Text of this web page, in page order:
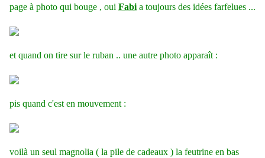
page à photo qui bouge , oui Fabi a toujours des idées farfelues ...
et quand on tire sur le ruban .. une autre photo apparaît :
pis quand c'est en mouvement :
voilà un seul magnolia ( la pile de cadeaux ) la feutrine en bas